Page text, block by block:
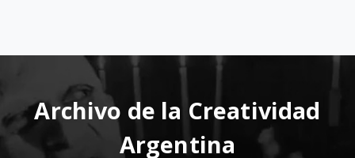
Archivo de la Creatividad
Argentina